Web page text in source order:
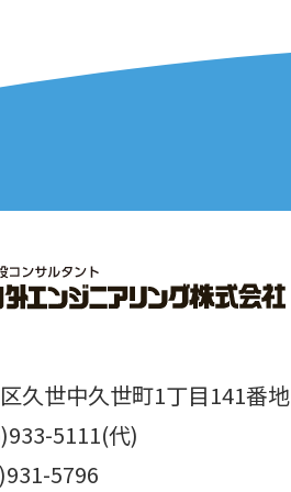
久世中久世町1丁目141番地
5111(代)
5796